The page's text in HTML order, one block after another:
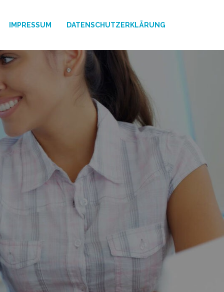
IMPRESSUM DATENSCHUTZERKLÄRUNG